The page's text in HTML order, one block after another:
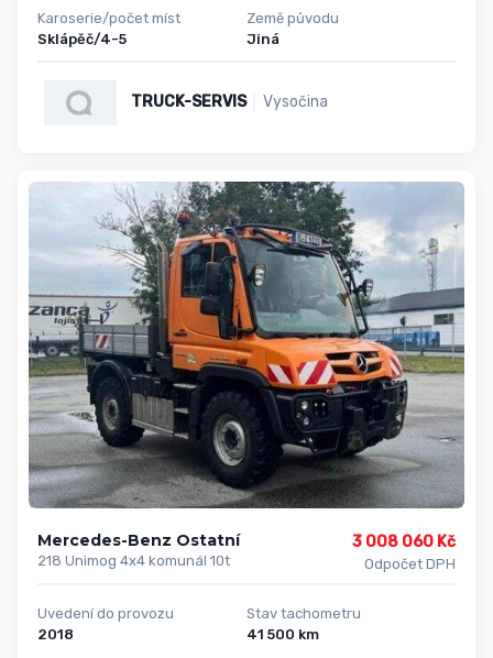
Karoserie/počet míst
Sklápěč/4-5
Země původu
Jiná
TRUCK-SERVIS Vysočina
Mercedes-Benz Ostatní
218 Unimog 4x4 komunál 10t
3 008 060 Kč
Odpočet DPH
Uvedení do provozu
2018
Stav tachometru
41 500 km